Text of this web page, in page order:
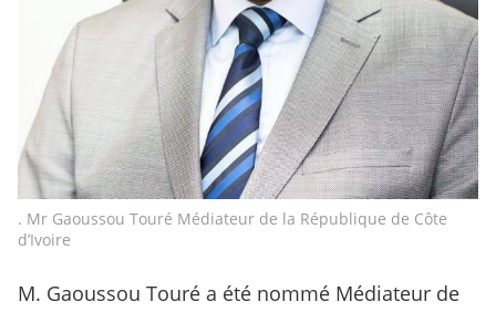
. Mr Gaoussou Touré Médiateur de la République de Côte
d’Ivoire
M. Gaoussou Touré a été nommé Médiateur de